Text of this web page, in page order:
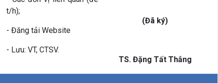
t/h);
- Đăng tải Website
- Lưu: VT, CTSV.
(Đã ký)
TS. Đặng Tất Thắng